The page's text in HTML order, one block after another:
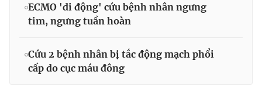
ECMO 'di động' cứu bệnh nhân ngưng
tim, ngưng tuần hoàn
Cứu 2 bệnh nhân bị tắc động mạch phổi
cấp do cục máu đông